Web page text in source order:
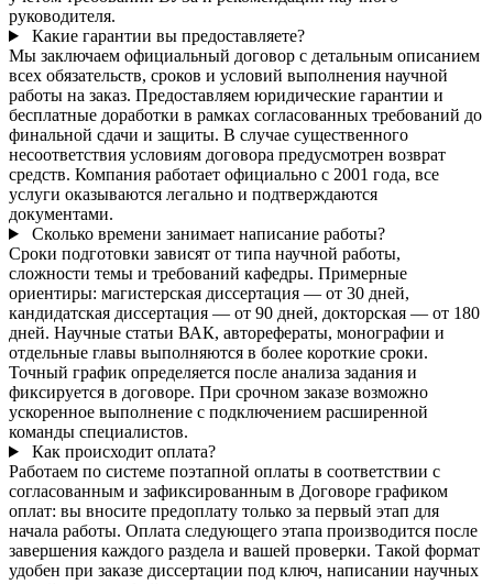
руководителя.
Какие гарантии вы предоставляете?
Мы заключаем официальный договор с детальным описанием
всех обязательств, сроков и условий выполнения научной
работы на заказ. Предоставляем юридические гарантии и
бесплатные доработки в рамках согласованных требований до
финальной сдачи и защиты. В случае существенного
несоответствия условиям договора предусмотрен возврат
средств. Компания работает официально с 2001 года, все
услуги оказываются легально и подтверждаются
документами.
Сколько времени занимает написание работы?
Сроки подготовки зависят от типа научной работы,
сложности темы и требований кафедры. Примерные
ориентиры: магистерская диссертация — от 30 дней,
кандидатская диссертация — от 90 дней, докторская — от 180
дней. Научные статьи ВАК, авторефераты, монографии и
отдельные главы выполняются в более короткие сроки.
Точный график определяется после анализа задания и
фиксируется в договоре. При срочном заказе возможно
ускоренное выполнение с подключением расширенной
команды специалистов.
Как происходит оплата?
Работаем по системе поэтапной оплаты в соответствии с
согласованным и зафиксированным в Договоре графиком
оплат: вы вносите предоплату только за первый этап для
начала работы. Оплата следующего этапа производится после
завершения каждого раздела и вашей проверки. Такой формат
удобен при заказе диссертации под ключ, написании научных